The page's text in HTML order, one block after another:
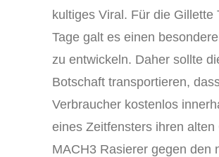
kultiges Viral. Für die Gillette
Tage galt es einen
zu entwickeln. Daher sollte
Botschaft transportieren,
Verbraucher kostenlos
eines Zeitfensters ihren alten
MACH3 Rasierer gegen den